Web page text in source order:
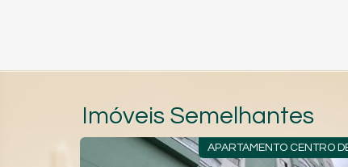
Imóveis Semelhantes
APARTAMENTO CENTRO DE BC